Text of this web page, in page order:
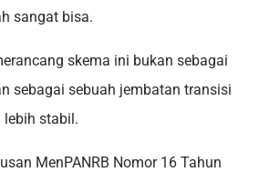
sangat bisa.
skema ini bukan sebagai
sebagai sebuah jembatan transisi
lebih stabil.
MenPANRB Nomor 16 Tahun